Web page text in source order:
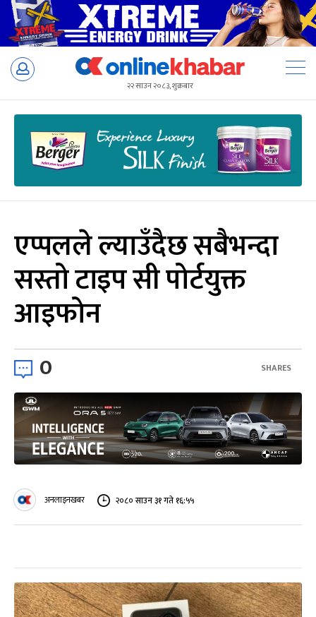
Skip
२२ साउन २०८३, शुक्रबार
एप्पलले ल्याउँदैछ सबैभन्दा
सस्तो टाइप सी पोर्टयुक्त
आइफोन
0 SHARES
अनलाइनखबर २०८० साउन ३१ गते १६:५५